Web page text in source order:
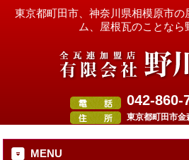
東京都町田市、神奈川県相模原市
ム、屋根瓦のことなら
042-860-
東京都町田市
MENU